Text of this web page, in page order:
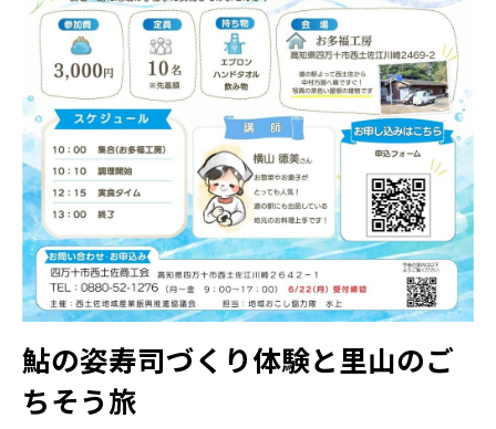
鮎の姿寿司づくり体験と里山のご
ちそう旅